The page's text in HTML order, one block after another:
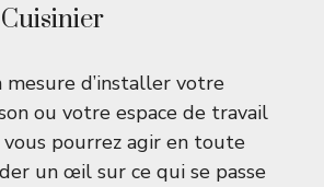
mesure d’installer votre
ou votre espace de travail
pourrez agir en toute
un œil sur ce qui se passe